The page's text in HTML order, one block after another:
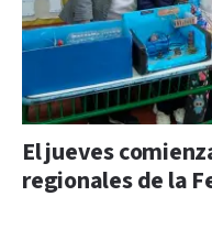
El jueves
regionales de la